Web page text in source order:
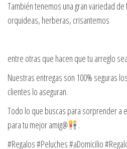
También tenemos una gran variedad
orquideas, herberas, crisantemos
entre otras que hacen que tu arreglo
Nuestras entregas son 100% seguras
clientes lo aseguran.
Todo lo que buscas para sorprender a
para tu mejor amig@
.
#Regalos #Peluches #aDomicilio